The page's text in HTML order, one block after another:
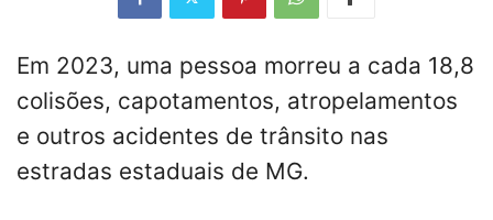
Em 2023, uma pessoa morreu a cada 18,8
colisões, capotamentos, atropelamentos
e outros acidentes de trânsito nas
estradas estaduais de MG.